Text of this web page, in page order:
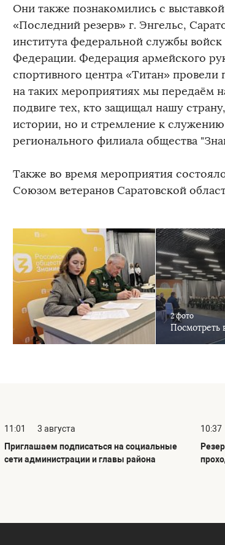
Они также познакомились с
«Последний резерв» г. Энгельс,
института федеральной службы
Федерации. Федерация армейского
спортивного центра «Титан»
на таких мероприятиях мы передаём
подвиге тех, кто защищал нашу
истории, но и стремление к
регионального филиала общества
Также во время мероприятия
Союзом ветеранов Саратовской
2 фото
Посмотреть
11:01
3 августа
Приглашаем подписаться на социальные
сети администрации и главы района
10:37